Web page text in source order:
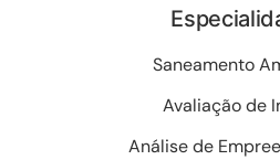
Saneamento
Avaliação de
Análise de